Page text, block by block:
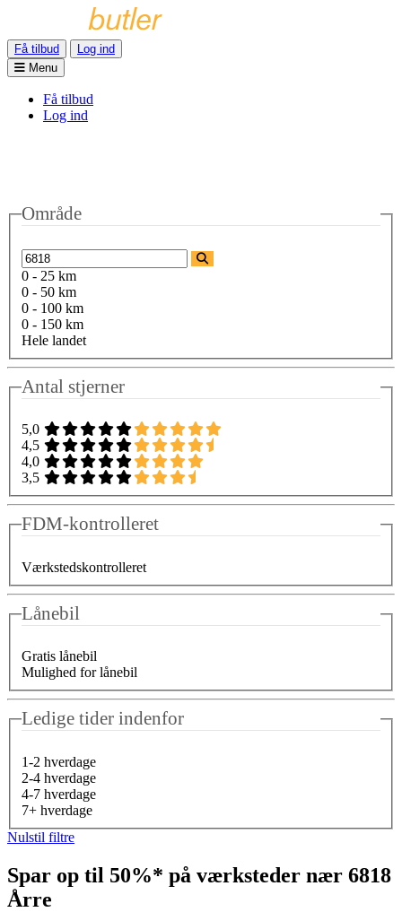
Få tilbud
Log ind
Menu
Få tilbud
Log ind
Område
0 - 25 km
0 - 50 km
0 - 100 km
0 - 150 km
Hele landet
Antal stjerner
5,0
4,5
4,0
3,5
FDM-kontrolleret
Værkstedskontrolleret
Lånebil
Gratis lånebil
Mulighed for lånebil
Ledige tider indenfor
1-2 hverdage
2-4 hverdage
4-7 hverdage
7+ hverdage
Nulstil filtre
Spar op til 50%* på værksteder nær 6818
Årre